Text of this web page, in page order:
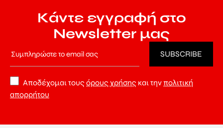
Αποδέχομαι τους όρους χρήσης και τηνπολιτική
απορρήτου
Κάντε εγγραφή στο
Newsletter μας